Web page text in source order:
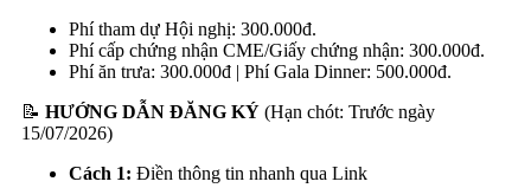
Phí tham dự Hội nghị: 300.000đ.
Phí cấp chứng nhận CME/Giấy chứng nhận: 300.000đ.
Phí ăn trưa: 300.000đ | Phí Gala Dinner: 500.000đ.
📝 HƯỚNG DẪN ĐĂNG KÝ (Hạn chót: Trước ngày
15/07/2026)
Cách 1: Điền thông tin nhanh qua Link